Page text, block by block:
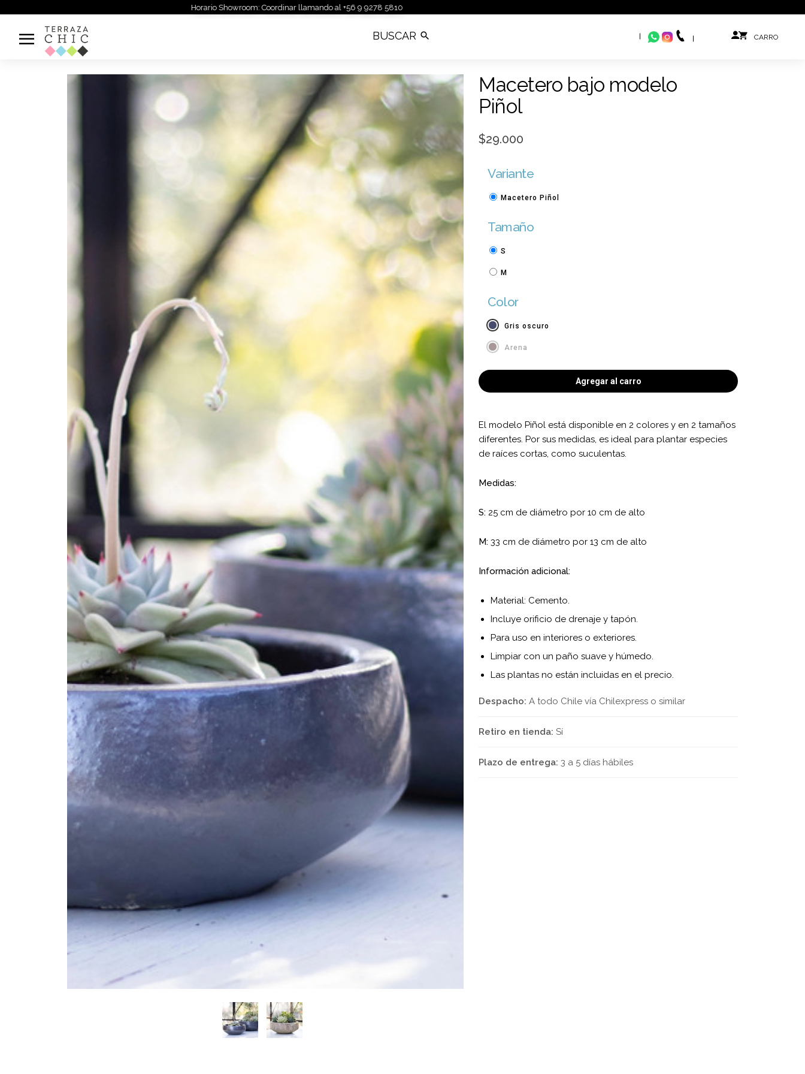
Horario Showroom: Coordinar llamando al +56 9 9278 5810
Macetero bajo modelo
Piñol
$29.000
Variante
Macetero Piñol
Tamaño
S
M
Color
Gris oscuro
Arena
Agregar al carro
El modelo Piñol está disponible en 2 colores y en 2 tamaños
diferentes. Por sus medidas, es ideal para plantar especies
de raíces cortas, como suculentas.
Medidas:
S: 25 cm de diámetro por 10 cm de alto
M: 33 cm de diámetro por 13 cm de alto
Información adicional:
Material: Cemento.
Incluye orificio de drenaje y tapón.
Para uso en interiores o exteriores.
Limpiar con un paño suave y húmedo.
Las plantas no están incluidas en el precio.
Despacho: A todo Chile vía Chilexpress o similar
Retiro en tienda: Sí
Plazo de entrega: 3 a 5 días hábiles